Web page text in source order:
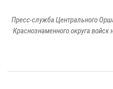
Пресс-служба Центрального
Краснознаменного округа